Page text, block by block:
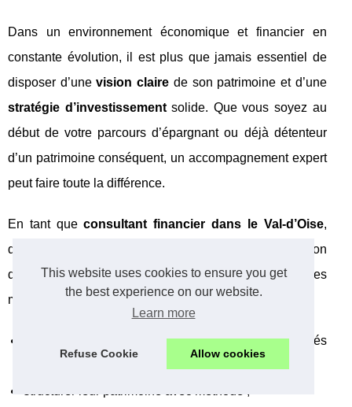
This website uses cookies to ensure you get
the best experience on our website.
Learn more
Refuse Cookie Allow cookies
Dans un environnement économique et financier en
constante évolution, il est plus que jamais essentiel de
disposer d’unevision claire de son patrimoine et d’une
stratégie d’investissementsolide. Que vous soyez au
début de votre parcours d’épargnant ou déjà détenteur
d’un patrimoine conséquent, un accompagnement expert
peut faire toute la différence.
En tant queconsultant financier dans le Val-d’Oise,
doté de plus de trente ans d’expérience, d’une formation
d’excellence et d’une pratique internationale des
marchés, Zoran Petrovic aide ses clients à :
clarifier leurs objectifs de vie et leurs priorités